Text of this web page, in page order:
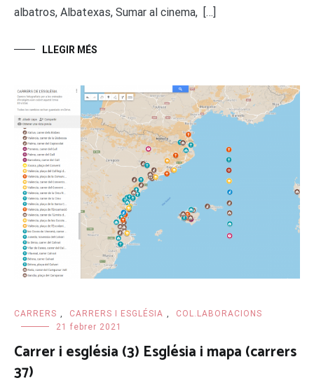
albatros, Albatexas, Sumar al cinema, […]
LLEGIR MÉS
CARRERS , CARRERS I ESGLÉSIA ,
COL.LABORACIONS
21 febrer 2021
Carrer i església (3) Església i mapa (carrers
37)